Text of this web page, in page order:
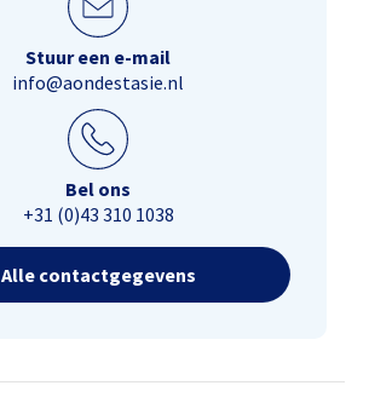
Stuur een e-mail
info@aondestasie.nl
Bel ons
+31 (0)43 310 1038
Alle contactgegevens